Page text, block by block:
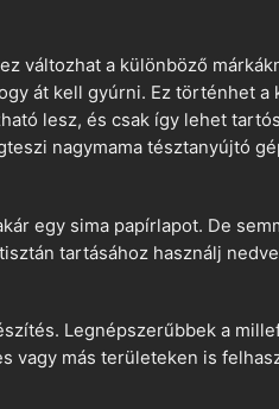
változhat a különböző
át kell gyúrni. Ez történhet
lesz, és csak így lehet
nagymama tésztanyújtó
egy sima papírlapot. De
tartásához használj
Legnépszerűbbek a
vagy más területeken is